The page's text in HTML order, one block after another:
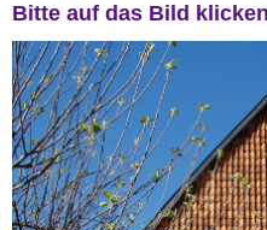
Bitte auf das Bild